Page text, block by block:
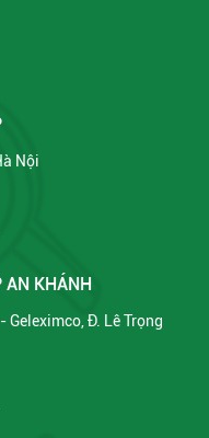
Nội
AN KHÁNH
Geleximco, Đ. Lê Trọng